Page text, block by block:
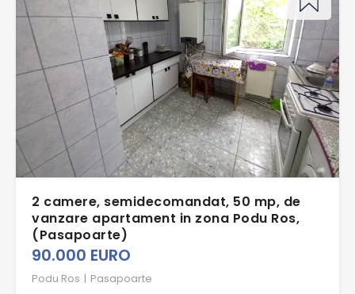
2 camere, semidecomandat, 50 mp, de
vanzare apartament in zona Podu Ros,
(Pasapoarte)
90.000 EURO
Podu Ros | Pasapoarte